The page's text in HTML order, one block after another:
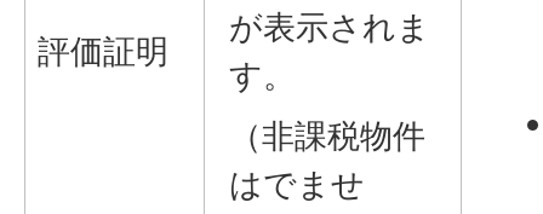
評価証明
が表示されま
す。
（非課税物件
はでませ